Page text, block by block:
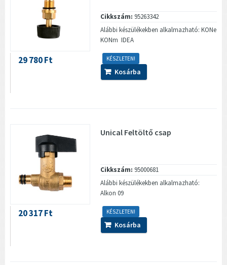
Cikkszám: 95263342
Alábbi készülékekben alkalmazható: KONe
KONm IDEA
KÉSZLETEN!
29 780 Ft
Kosárba
Unical Feltöltő csap
Cikkszám: 95000681
Alábbi készülékekben alkalmazható:
Alkon 09
KÉSZLETEN!
20 317 Ft
Kosárba